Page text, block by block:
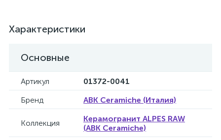
Характеристики
Основные
Артикул
01372-0041
Бренд
ABK Ceramiche (Италия)
Коллекция
Керамогранит ALPES RAW
(ABK Ceramiche)